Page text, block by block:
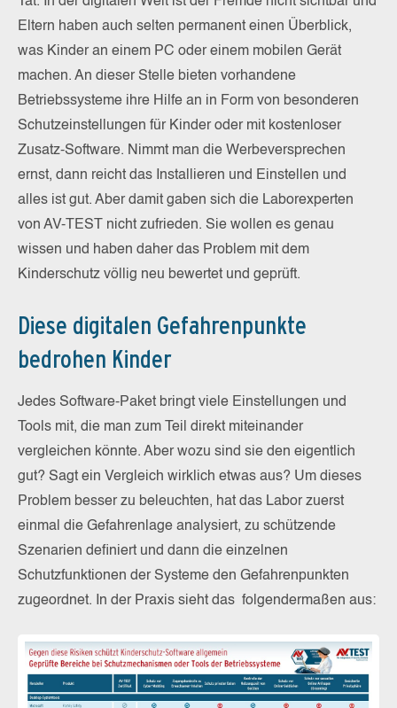
Eltern haben auch selten permanent einen Überblick,
was Kinder an einem PC oder einem mobilen Gerät
machen. An dieser Stelle bieten vorhandene
Betriebssysteme ihre Hilfe an in Form von besonderen
Schutzeinstellungen für Kinder oder mit kostenloser
Zusatz-Software. Nimmt man die Werbeversprechen
ernst, dann reicht das Installieren und Einstellen und
alles ist gut. Aber damit gaben sich die Laborexperten
von AV-TEST nicht zufrieden. Sie wollen es genau
wissen und haben daher das Problem mit dem
Kinderschutz völlig neu bewertet und geprüft.
Diese digitalen Gefahrenpunkte
bedrohen Kinder
Jedes Software-Paket bringt viele Einstellungen und
Tools mit, die man zum Teil direkt miteinander
vergleichen könnte. Aber wozu sind sie den eigentlich
gut? Sagt ein Vergleich wirklich etwas aus? Um dieses
Problem besser zu beleuchten, hat das Labor zuerst
einmal die Gefahrenlage analysiert, zu schützende
Szenarien definiert und dann die einzelnen
Schutzfunktionen der Systeme den Gefahrenpunkten
zugeordnet. In der Praxis sieht das folgendermaßen aus: